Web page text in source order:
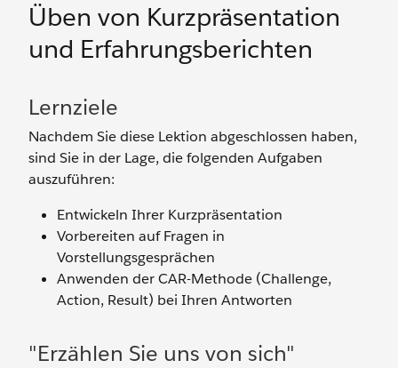
Üben von Kurzpräsentation
und Erfahrungsberichten
Lernziele
Nachdem Sie diese Lektion abgeschlossen haben,
sind Sie in der Lage, die folgenden Aufgaben
auszuführen:
Entwickeln Ihrer Kurzpräsentation
Vorbereiten auf Fragen in
Vorstellungsgesprächen
Anwenden der CAR-Methode (Challenge,
Action, Result) bei Ihren Antworten
"Erzählen Sie uns von sich"